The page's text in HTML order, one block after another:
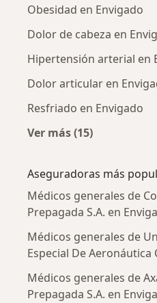
Obesidad en Envigado
Dolor de cabeza en
Hipertensión arterial en
Dolor articular en
Resfriado en Envigado
Ver más (15)
Aseguradoras más
Médicos generales de
Prepagada S.A. en
Médicos generales de
Especial De Aeronáutica
Médicos generales de
Prepagada S.A. en